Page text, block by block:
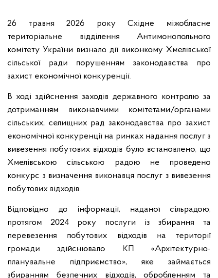
26 травня 2026 року Східне міжобласне
територіальне відділення Антимонопольного
комітету України визнало дії виконкому Хмелівської
сільської ради порушенням законодавства про
захист економічної конкуренції.
В ході здійснення заходів державного контролю за
дотриманням виконавчими комітетами/органами
сільських, селищних рад законодавства про захист
економічної конкуренції на ринках надання послуг з
вивезення побутових відходів було встановлено, що
Хмелівською сільською радою не проведено
конкурс з визначення виконавця послуг з вивезення
побутових відходів.
Відповідно до інформації, наданої сільрадою,
протягом 2024 року послуги із збирання та
перевезення побутових відходів на території
громади здійснювало КП «Архітектурно-
планувальне підприємство», яке займається
збиранням безпечних відходів, обробленням та